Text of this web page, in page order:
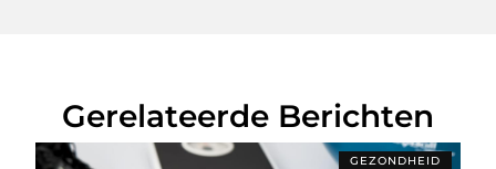
Gerelateerde Berichten
GEZONDHEID